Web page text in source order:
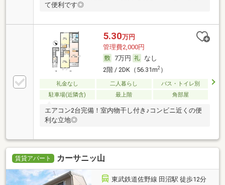
て便利です◎
5.30万円
管理費2,000円
7万円
なし
2階 / 2DK（56.31m2）
礼金なし 二人暮らし
バス・トイレ別
駐車場(近隣含)
最上階 角部屋
エアコン2台完備！室内物干し付き♪コンビニ近くの便
利な立地◎
賃貸アパート カーサニッ山
東武鉄道佐野線 田沼駅 徒歩12分